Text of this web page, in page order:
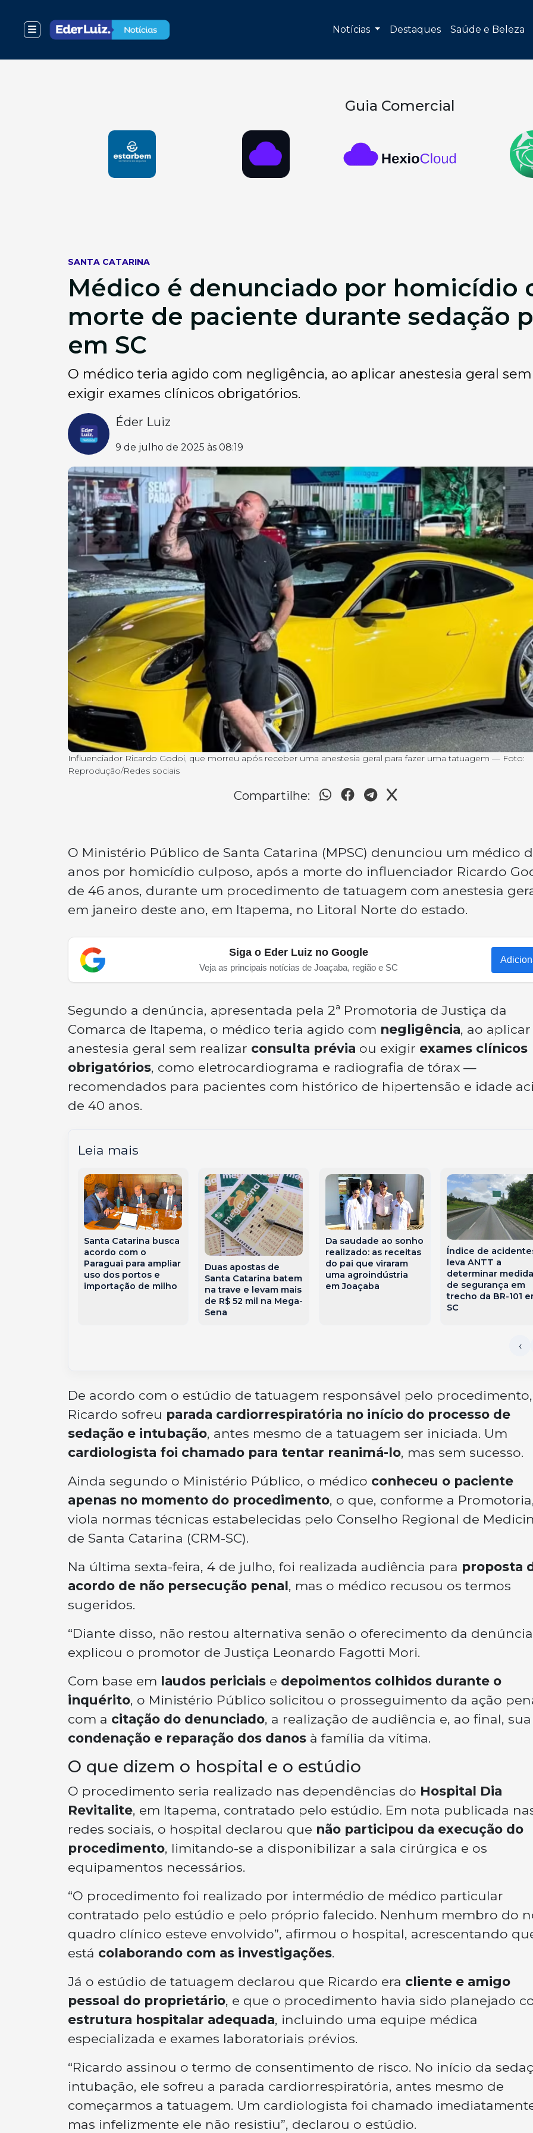
Notícias Destaques Saúde e Beleza
Guia Comercial
SANTA CATARINA
Médico é denunciado por homicídio
morte de paciente durante sedação
em SC
O médico teria agido com negligência, ao aplicar anestesia geral
exigir exames clínicos obrigatórios.
Éder Luiz
9 de julho de 2025 às 08:19
Influenciador Ricardo Godoi, que morreu após receber uma anestesia geral para fazer uma tatuagem — Foto:
Reprodução/Redes sociais
Compartilhe:
O Ministério Público de Santa Catarina (MPSC) denunciou um médico
anos por homicídio culposo, após a morte do influenciador Ricardo
de 46 anos, durante um procedimento de tatuagem com anestesia
em janeiro deste ano, em Itapema, no Litoral Norte do estado.
Siga o Eder Luiz no Google
Veja as principais notícias de Joaçaba, região e SC
Segundo a denúncia, apresentada pela 2ª Promotoria de Justiça da
Comarca de Itapema, o médico teria agido com negligência, ao aplicar
anestesia geral sem realizar consulta prévia ou exigir exames clínicos
obrigatórios, como eletrocardiograma e radiografia de tórax —
recomendados para pacientes com histórico de hipertensão e idade
de 40 anos.
Leia mais
Santa Catarina busca
acordo com o
Paraguai para ampliar
uso dos portos e
importação de milho
Duas apostas de
Santa Catarina batem
na trave e levam mais
de R$ 52 mil na Mega-
Sena
Da saudade ao sonho
realizado: as receitas
do pai que viraram
uma agroindústria
em Joaçaba
Índice de
leva ANTT a
determinar
de segurança em
trecho da BR-101
SC
De acordo com o estúdio de tatuagem responsável pelo procedimento,
Ricardo sofreu parada cardiorrespiratória no início do processo de
sedação e intubação, antes mesmo de a tatuagem ser iniciada. Um
cardiologista foi chamado para tentar reanimá-lo, mas sem sucesso.
Ainda segundo o Ministério Público, o médico conheceu o paciente
apenas no momento do procedimento, o que, conforme a
viola normas técnicas estabelecidas pelo Conselho Regional de
de Santa Catarina (CRM-SC).
Na última sexta-feira, 4 de julho, foi realizada audiência para proposta
acordo de não persecução penal, mas o médico recusou os termos
sugeridos.
“Diante disso, não restou alternativa senão o oferecimento da
explicou o promotor de Justiça Leonardo Fagotti Mori.
Com base em laudos periciais e depoimentos colhidos durante o
inquérito, o Ministério Público solicitou o prosseguimento da ação
com a citação do denunciado, a realização de audiência e, ao final, sua
condenação e reparação dos danos à família da vítima.
O que dizem o hospital e o estúdio
O procedimento seria realizado nas dependências do Hospital Dia
Revitalite, em Itapema, contratado pelo estúdio. Em nota publicada
redes sociais, o hospital declarou que não participou da execução do
procedimento, limitando-se a disponibilizar a sala cirúrgica e os
equipamentos necessários.
“O procedimento foi realizado por intermédio de médico particular
contratado pelo estúdio e pelo próprio falecido. Nenhum membro do
quadro clínico esteve envolvido”, afirmou o hospital, acrescentando
está colaborando com as investigações.
Já o estúdio de tatuagem declarou que Ricardo era cliente e amigo
pessoal do proprietário, e que o procedimento havia sido planejado
estrutura hospitalar adequada, incluindo uma equipe médica
especializada e exames laboratoriais prévios.
“Ricardo assinou o termo de consentimento de risco. No início da
intubação, ele sofreu a parada cardiorrespiratória, antes mesmo de
começarmos a tatuagem. Um cardiologista foi chamado
mas infelizmente ele não resistiu”, declarou o estúdio.